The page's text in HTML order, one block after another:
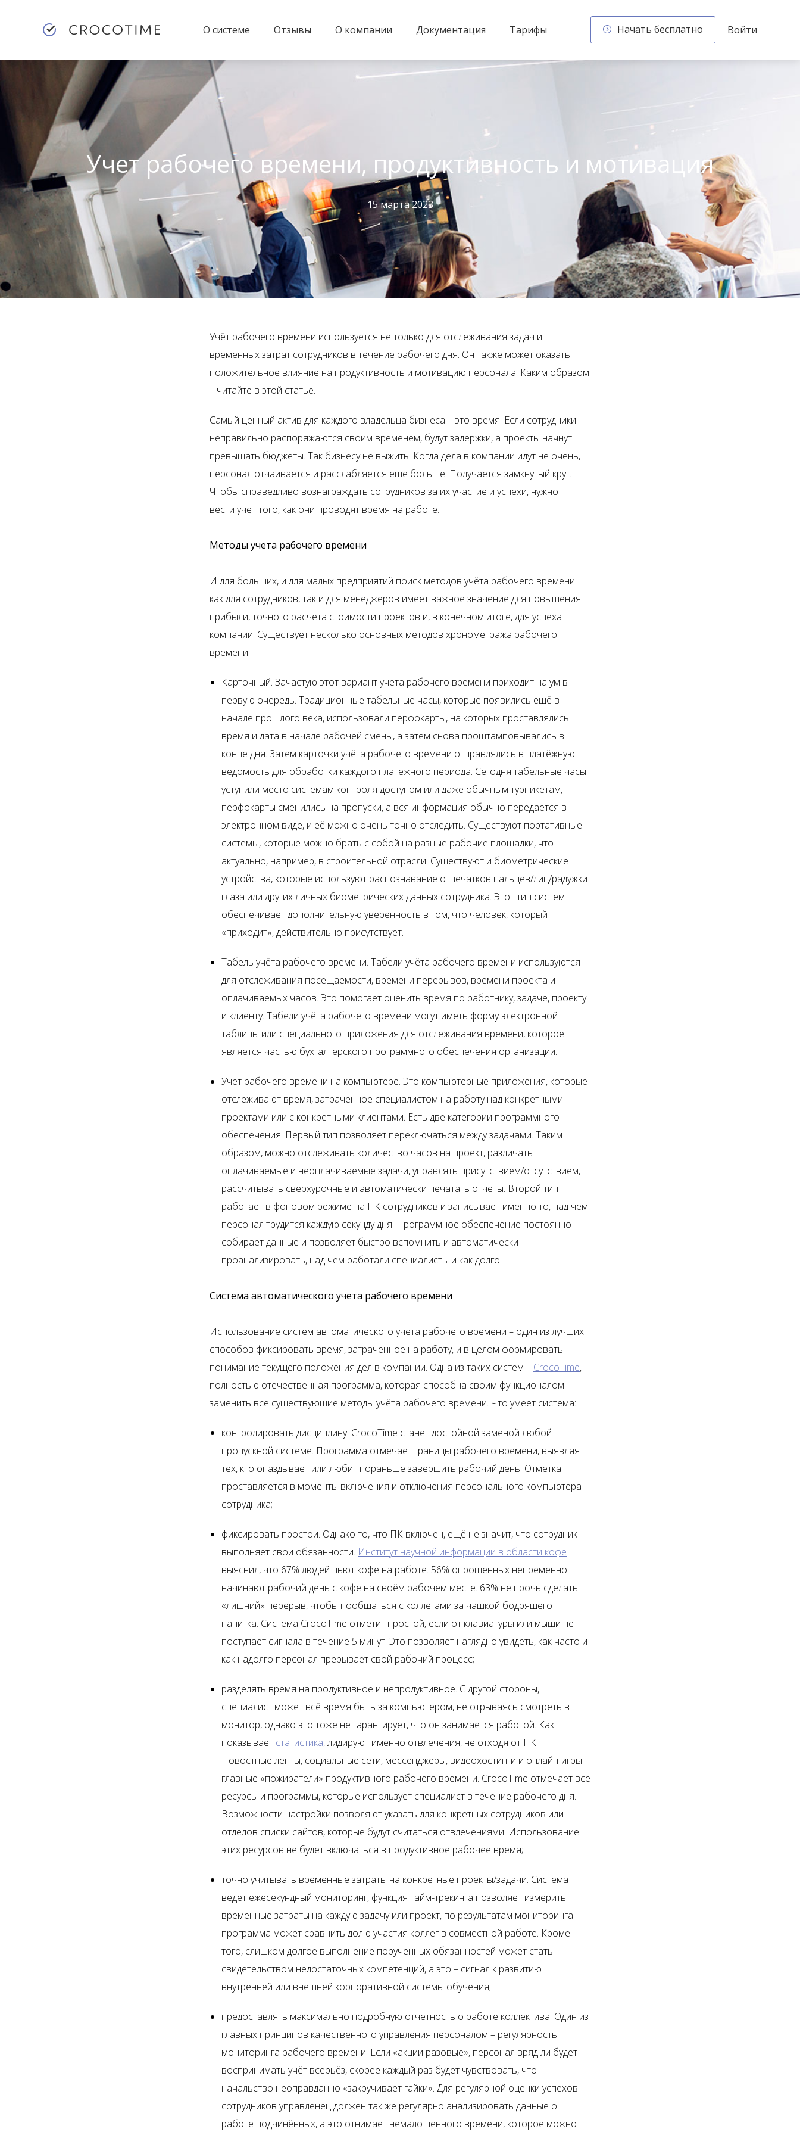
О системе Отзывы О компании Документация Тарифы Начать бесплатно Войти
Учет рабочего времени, продуктивность и мотивация
15 марта 2023
Учёт рабочего времени используется не только для отслеживания задач и
временных затрат сотрудников в течение рабочего дня. Он также может оказать
положительное влияние на продуктивность и мотивацию персонала. Каким образом
– читайте в этой статье.
Самый ценный актив для каждого владельца бизнеса – это время. Если сотрудники
неправильно распоряжаются своим временем, будут задержки, а проекты начнут
превышать бюджеты. Так бизнесу не выжить. Когда дела в компании идут не очень,
персонал отчаивается и расслабляется еще больше. Получается замкнутый круг.
Чтобы справедливо вознаграждать сотрудников за их участие и успехи, нужно
вести учёт того, как они проводят время на работе.
Методы учета рабочего времени
И для больших, и для малых предприятий поиск методов учёта рабочего времени
как для сотрудников, так и для менеджеров имеет важное значение для повышения
прибыли, точного расчета стоимости проектов и, в конечном итоге, для успеха
компании. Существует несколько основных методов хронометража рабочего
времени:
Карточный. Зачастую этот вариант учёта рабочего времени приходит на ум в
первую очередь. Традиционные табельные часы, которые появились ещё в
начале прошлого века, использовали перфокарты, на которых проставлялись
время и дата в начале рабочей смены, а затем снова проштамповывались в
конце дня. Затем карточки учёта рабочего времени отправлялись в платёжную
ведомость для обработки каждого платёжного периода. Сегодня табельные часы
уступили место системам контроля доступом или даже обычным турникетам,
перфокарты сменились на пропуски, а вся информация обычно передаётся в
электронном виде, и её можно очень точно отследить. Существуют портативные
системы, которые можно брать с собой на разные рабочие площадки, что
актуально, например, в строительной отрасли. Существуют и биометрические
устройства, которые используют распознавание отпечатков пальцев/лиц/радужки
глаза или других личных биометрических данных сотрудника. Этот тип систем
обеспечивает дополнительную уверенность в том, что человек, который
«приходит», действительно присутствует.
Табель учёта рабочего времени. Табели учёта рабочего времени используются
для отслеживания посещаемости, времени перерывов, времени проекта и
оплачиваемых часов. Это помогает оценить время по работнику, задаче, проекту
и клиенту. Табели учёта рабочего времени могут иметь форму электронной
таблицы или специального приложения для отслеживания времени, которое
является частью бухгалтерского программного обеспечения организации.
Учёт рабочего времени на компьютере. Это компьютерные приложения, которые
отслеживают время, затраченное специалистом на работу над конкретными
проектами или с конкретными клиентами. Есть две категории программного
обеспечения. Первый тип позволяет переключаться между задачами. Таким
образом, можно отслеживать количество часов на проект, различать
оплачиваемые и неоплачиваемые задачи, управлять присутствием/отсутствием,
рассчитывать сверхурочные и автоматически печатать отчёты. Второй тип
работает в фоновом режиме на ПК сотрудников и записывает именно то, над чем
персонал трудится каждую секунду дня. Программное обеспечение постоянно
собирает данные и позволяет быстро вспомнить и автоматически
проанализировать, над чем работали специалисты и как долго.
Система автоматического учета рабочего времени
Использование систем автоматического учёта рабочего времени – один из лучших
способов фиксировать время, затраченное на работу, и в целом формировать
понимание текущего положения дел в компании. Одна из таких систем – CrocoTime,
полностью отечественная программа, которая способна своим функционалом
заменить все существующие методы учёта рабочего времени. Что умеет система:
контролировать дисциплину. CrocoTime станет достойной заменой любой
пропускной системе. Программа отмечает границы рабочего времени, выявляя
тех, кто опаздывает или любит пораньше завершить рабочий день. Отметка
проставляется в моменты включения и отключения персонального компьютера
сотрудника;
фиксировать простои. Однако то, что ПК включен, ещё не значит, что сотрудник
выполняет свои обязанности. Институт научной информации в области кофе
выяснил, что 67% людей пьют кофе на работе. 56% опрошенных непременно
начинают рабочий день с кофе на своём рабочем месте. 63% не прочь сделать
«лишний» перерыв, чтобы пообщаться с коллегами за чашкой бодрящего
напитка. Система CrocoTime отметит простой, если от клавиатуры или мыши не
поступает сигнала в течение 5 минут. Это позволяет наглядно увидеть, как часто и
как надолго персонал прерывает свой рабочий процесс;
разделять время на продуктивное и непродуктивное. С другой стороны,
специалист может всё время быть за компьютером, не отрываясь смотреть в
монитор, однако это тоже не гарантирует, что он занимается работой. Как
показывает статистика, лидируют именно отвлечения, не отходя от ПК.
Новостные ленты, социальные сети, мессенджеры, видеохостинги и онлайн-игры –
главные «пожиратели» продуктивного рабочего времени. CrocoTime отмечает все
ресурсы и программы, которые использует специалист в течение рабочего дня.
Возможности настройки позволяют указать для конкретных сотрудников или
отделов списки сайтов, которые будут считаться отвлечениями. Использование
этих ресурсов не будет включаться в продуктивное рабочее время;
точно учитывать временные затраты на конкретные проекты/задачи. Система
ведёт ежесекундный мониторинг, функция тайм-трекинга позволяет измерить
временные затраты на каждую задачу или проект, по результатам мониторинга
программа может сравнить долю участия коллег в совместной работе. Кроме
того, слишком долгое выполнение порученных обязанностей может стать
свидетельством недостаточных компетенций, а это – сигнал к развитию
внутренней или внешней корпоративной системы обучения;
предоставлять максимально подробную отчётность о работе коллектива. Один из
главных принципов качественного управления персоналом – регулярность
мониторинга рабочего времени. Если «акции разовые», персонал вряд ли будет
воспринимать учёт всерьёз, скорее каждый раз будет чувствовать, что
начальство неоправданно «закручивает гайки». Для регулярной оценки успехов
сотрудников управленец должен так же регулярно анализировать данные о
работе подчинённых, а это отнимает немало ценного времени, которое можно